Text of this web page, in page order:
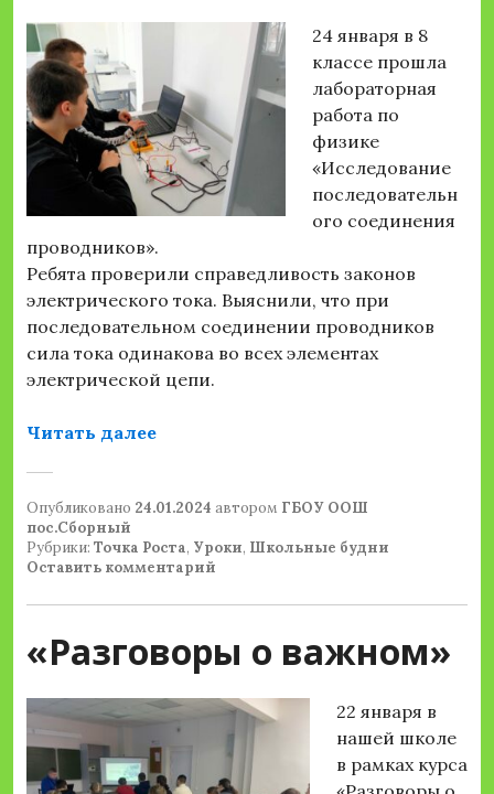
24 января в 8
классе прошла
лабораторная
работа по
физике
«Исследование
последовательн
ого соединения
проводников».
Ребята проверили справедливость законов
электрического тока. Выяснили, что при
последовательном соединении проводников
сила тока одинакова во всех элементах
электрической цепи.
Читать далее«Лабораторная работа по физике
Опубликовано 24.01.2024 автором ГБОУ ООШ
пос.Сборный
Рубрики: Точка Роста, Уроки, Школьные будни
Оставить комментарий
«Разговоры о важном»
22 января в
нашей школе
в рамках курса